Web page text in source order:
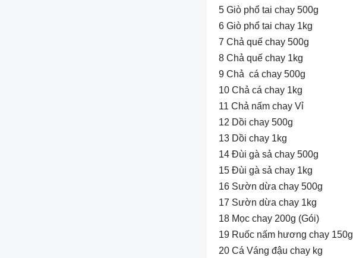
5 Giò phổ tai chay 500g
6 Giò phổ tai chay 1kg
7 Chả quế chay 500g
8 Chả quế chay 1kg
9 Chả cá chay 500g
10 Chả cá chay 1kg
11 Chả nấm chay Vỉ
12 Dồi chay 500g
13 Dồi chay 1kg
14 Đùi gà sả chay 500g
15 Đùi gà sả chay 1kg
16 Sườn dừa chay 500g
17 Sườn dừa chay 1kg
18 Mọc chay 200g (Gói)
19 Ruốc nấm hương chay 150g
20 Cá Váng đậu chay kg